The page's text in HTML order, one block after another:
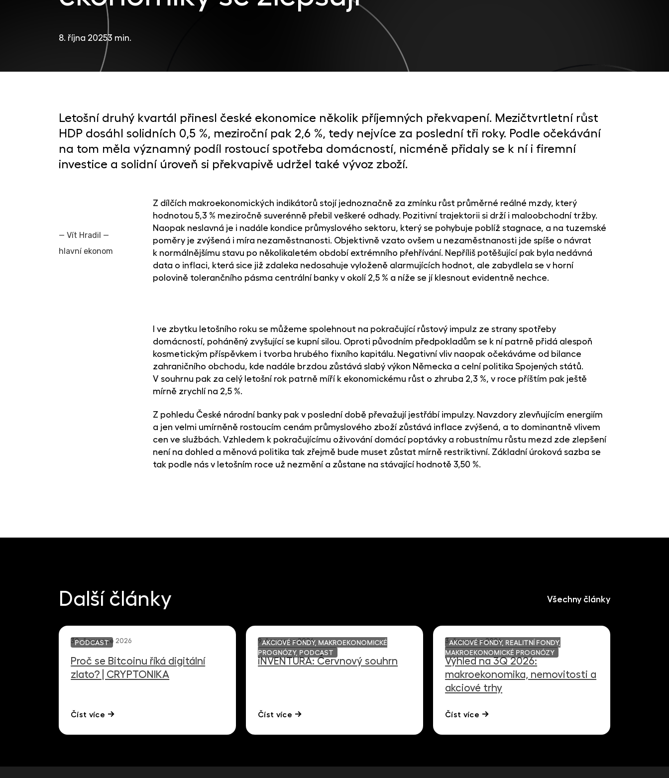
8. října 20253 min.
Letošní druhý kvartál přinesl české ekonomice několik příjemných překvapení. Mezičtvrtletní růst
HDP dosáhl solidních 0,5 %, meziroční pak 2,6 %, tedy nejvíce za poslední tři roky. Podle očekávání
na tom měla významný podíl rostoucí spotřeba domácností, nicméně přidaly se k ní i firemní
investice a solidní úroveň si překvapivě udržel také vývoz zboží.
— Vít Hradil —
hlavní ekonom
Z dílčích makroekonomických indikátorů stojí jednoznačně za zmínku růst průměrné reálné mzdy, který
hodnotou 5,3 % meziročně suverénně přebil veškeré odhady. Pozitivní trajektorii si drží i maloobchodní tržby.
Naopak neslavná je i nadále kondice průmyslového sektoru, který se pohybuje poblíž stagnace, a na tuzemské
poměry je zvýšená i míra nezaměstnanosti. Objektivně vzato ovšem u nezaměstnanosti jde spíše o návrat
k normálnějšímu stavu po několikaletém období extrémního přehřívání. Nepříliš potěšující pak byla nedávná
data o inflaci, která sice již zdaleka nedosahuje vyloženě alarmujících hodnot, ale zabydlela se v horní
polovině tolerančního pásma centrální banky v okolí 2,5 % a níže se jí klesnout evidentně nechce.
I ve zbytku letošního roku se můžeme spolehnout na pokračující růstový impulz ze strany spotřeby
domácností, poháněný zvyšující se kupní silou. Oproti původním předpokladům se k ní patrně přidá alespoň
kosmetickým příspěvkem i tvorba hrubého fixního kapitálu. Negativní vliv naopak očekáváme od bilance
zahraničního obchodu, kde nadále brzdou zůstává slabý výkon Německa a celní politika Spojených států.
V souhrnu pak za celý letošní rok patrně míří k ekonomickému růst o zhruba 2,3 %, v roce příštím pak ještě
mírně zrychlí na 2,5 %.
Z pohledu České národní banky pak v poslední době převažují jestřábí impulzy. Navzdory zlevňujícím energiím
a jen velmi umírněně rostoucím cenám průmyslového zboží zůstává inflace zvýšená, a to dominantně vlivem
cen ve službách. Vzhledem k pokračujícímu oživování domácí poptávky a robustnímu růstu mezd zde zlepšení
není na dohled a měnová politika tak zřejmě bude muset zůstat mírně restriktivní. Základní úroková sazba se
tak podle nás v letošním roce už nezmění a zůstane na stávající hodnotě 3,50 %.
Další články Všechny články
30. července 2026
Proč se Bitcoinu říká digitální
zlato? | CRYPTONIKA
Číst více
PODCAST 9. července 2026
iNVENTURA: Červnový souhrn
Číst více
AKCIOVÉ FONDY, MAKROEKONOMICKÉ
PROGNÓZY, PODCAST
3. července 2026
Výhled na 3Q 2026:
makroekonomika, nemovitosti a
akciové trhy
Číst více
AKCIOVÉ FONDY, REALITNÍ FONDY,
MAKROEKONOMICKÉ PROGNÓZY